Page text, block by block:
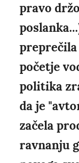
pravo
početje
politika
da je
začela
ravnanju